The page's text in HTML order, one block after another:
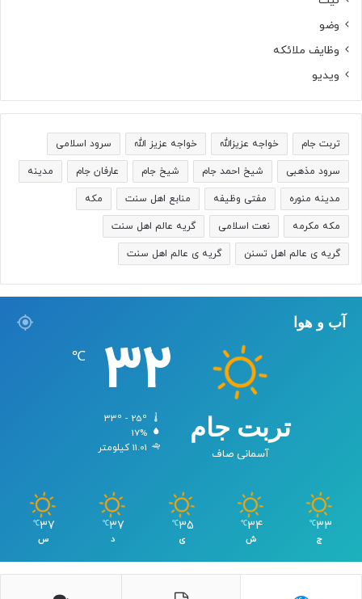
وضو
وظایف ملائکه
ویدیو
تربت جام خواجه عزیزالله خواجه عزیز الله سرود اسلامی
سرود مذهبی شیخ احمد جام شیخ جام عارفان جام مدینه
مدینه منوره مفتی وظیفه منابع اهل سنت مکه
مکه مکرمه نعت اسلامی گریه عالم اهل سنت
گریه ی عالم اهل تسنن گریه ی عالم اهل سنت
آب و هوا
تربت جام
آسمانی صاف
32
℃
17%
11.01 کیلومتر
33
℃
ج
34
℃
ش
35
℃
ی
37
℃
د
37
℃
س